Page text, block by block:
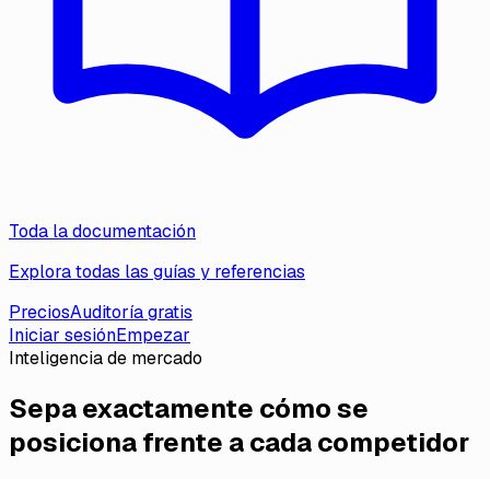
Toda la documentación
Explora todas las guías y referencias
PreciosAuditoría gratis
Iniciar sesiónEmpezar
Inteligencia de mercado
Sepa exactamente cómo se
posiciona frente a cada competidor